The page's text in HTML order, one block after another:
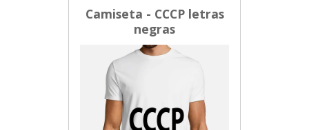
Camiseta - CCCP letras
negras